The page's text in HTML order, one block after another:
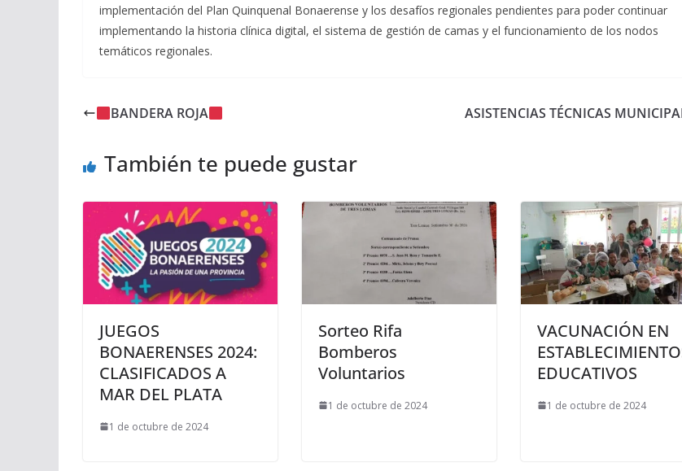
implementación del Plan Quinquenal Bonaerense y los desafíos regionales pendientes para poder continuar
implementando la historia clínica digital, el sistema de gestión de camas y el funcionamiento de los nodos
temáticos regionales.
BANDERA ROJA ASISTENCIAS TÉCNICAS
También te puede gustar
JUEGOS
BONAERENSES 2024:
CLASIFICADOS A
MAR DEL PLATA
1 de octubre de 2024
Sorteo Rifa
Bomberos
Voluntarios
1 de octubre de 2024
VACUNACIÓN EN
EDUCATIVOS
1 de octubre de 2024